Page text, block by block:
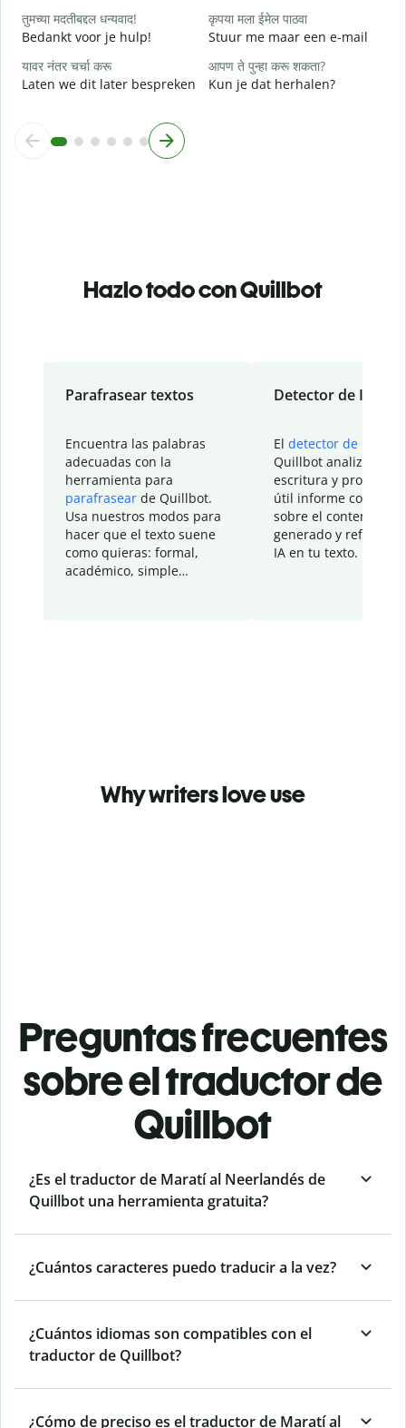
तुमच्या मदतीबद्दल धन्यवाद!
Bedankt voor je hulp!
कृपया मला ईमेल पाठवा
Stuur me maar een e-mail
यावर नंतर चर्चा करू
Laten we dit later bespreken
आपण ते पुन्हा करू शकता?
Kun je dat herhalen?
Hazlo todo con Quillbot
Parafrasear textos
Encuentra las palabras
adecuadas con la
herramienta para
parafrasear de Quillbot.
Usa nuestros modos para
hacer que el texto suene
como quieras: formal,
académico, simple…
Detector de IA
El detector de IA
Quillbot analiza tu
escritura y
útil informe con
sobre el contenido
generado y refinado
IA en tu texto.
Why writers love use
Preguntas frecuentes
sobre el traductor de
Quillbot
¿Es el traductor de Maratí al Neerlandés de
Quillbot una herramienta gratuita?
¿Cuántos caracteres puedo traducir a la vez?
¿Cuántos idiomas son compatibles con el
traductor de Quillbot?
¿Cómo de preciso es el traductor de Maratí al